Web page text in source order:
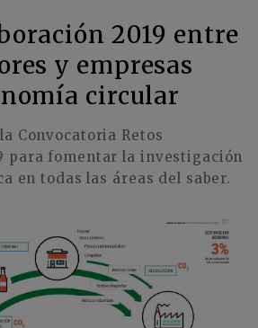
2019 entre
y empresas
circular
Convocatoria Retos
para fomentar la investigación
en todas las áreas del saber.